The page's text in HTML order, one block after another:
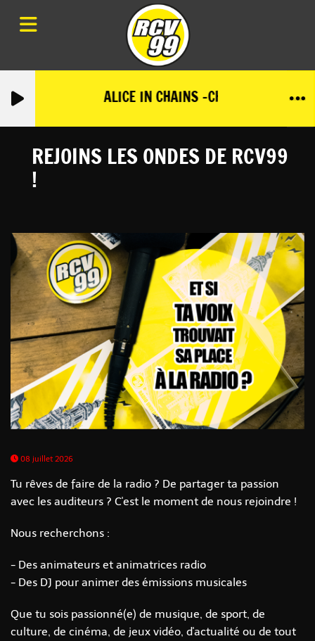
ALICE IN CHAINS -CHECK MY BRAIN
REJOINS LES ONDES DE RCV99
!
08 juillet 2026
Tu rêves de faire de la radio ? De partager ta passion
avec les auditeurs ? C'est le moment de nous rejoindre !
Nous recherchons :
- Des animateurs et animatrices radio
- Des DJ pour animer des émissions musicales
Que tu sois passionné(e) de musique, de sport, de
culture, de cinéma, de jeux vidéo, d'actualité ou de tout